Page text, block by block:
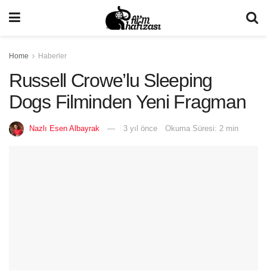
Home Haberler
Russell Crowe’lu Sleeping
Dogs Filminden Yeni Fragman
Nazlı Esen Albayrak 3 yıl önce Okuma Süresi: 2 min